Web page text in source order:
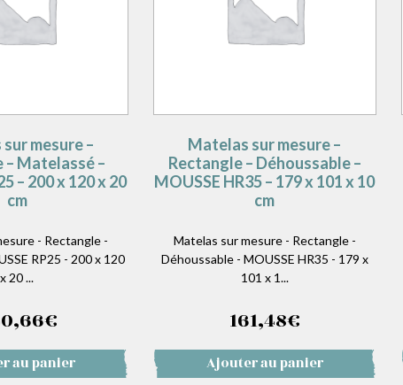
mesure –
– Matelassé –
– 200 x 120 x 20
cm
- Rectangle -
RP25 - 200 x 120
x 20 ...
€
au panier
Matelas sur mesure –
Rectangle – Déhoussable –
MOUSSE HR35 – 179 x 101 x 10
cm
Matelas sur mesure - Rectangle -
Déhoussable - MOUSSE HR35 - 179 x
101 x 1...
161,48€
Ajouter au panier